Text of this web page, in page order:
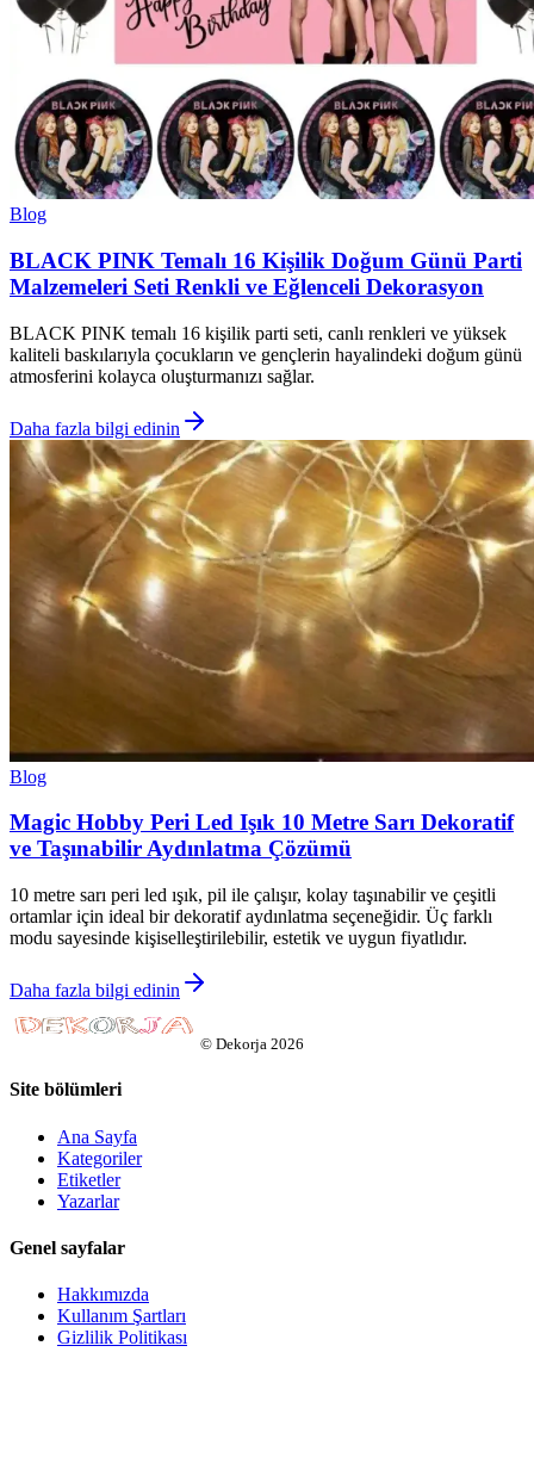
Blog
BLACK PINK Temalı 16 Kişilik Doğum Günü Parti
Malzemeleri Seti Renkli ve Eğlenceli Dekorasyon
BLACK PINK temalı 16 kişilik parti seti, canlı renkleri ve yüksek
kaliteli baskılarıyla çocukların ve gençlerin hayalindeki doğum günü
atmosferini kolayca oluşturmanızı sağlar.
Daha fazla bilgi edinin
Blog
Magic Hobby Peri Led Işık 10 Metre Sarı Dekoratif
ve Taşınabilir Aydınlatma Çözümü
10 metre sarı peri led ışık, pil ile çalışır, kolay taşınabilir ve çeşitli
ortamlar için ideal bir dekoratif aydınlatma seçeneğidir. Üç farklı
modu sayesinde kişiselleştirilebilir, estetik ve uygun fiyatlıdır.
Daha fazla bilgi edinin
© Dekorja 2026
Site bölümleri
Ana Sayfa
Kategoriler
Etiketler
Yazarlar
Genel sayfalar
Hakkımızda
Kullanım Şartları
Gizlilik Politikası